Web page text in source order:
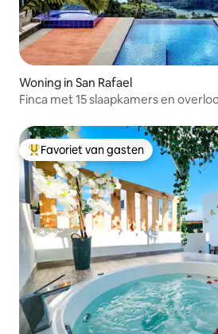
Woning in San Rafael
Finca met 15 slaapkamers en
Topfavoriet van gasten
Favoriet van gasten